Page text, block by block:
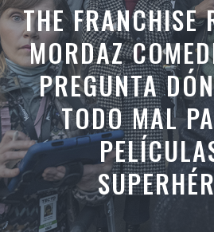
THE FRANCHISE
MORDAZ
PREGUNTA
TODO MAL